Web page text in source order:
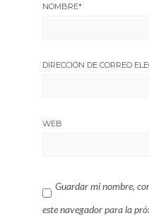
NOMBRE*
DIRECCIÓN DE CORREO
WEB
Guardar mi nombre,
este navegador para la